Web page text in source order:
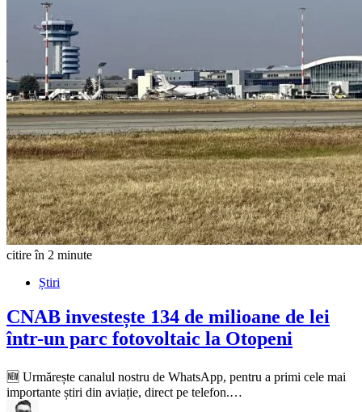
citire în 2 minute
Știri
CNAB investește 134 de milioane de lei
într-un parc fotovoltaic la Otopeni
🆕 Urmărește canalul nostru de WhatsApp, pentru a primi cele mai
importante știri din aviație, direct pe telefon.…